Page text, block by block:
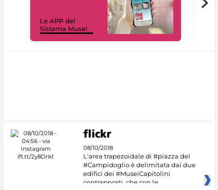
Le APP del
Sistema Musei
08/10/2018
L'area trapezoidale di #piazza del
#Campidoglio è delimitata dai due
edifici dei #MuseiCapitolini
contrapposti, che con le